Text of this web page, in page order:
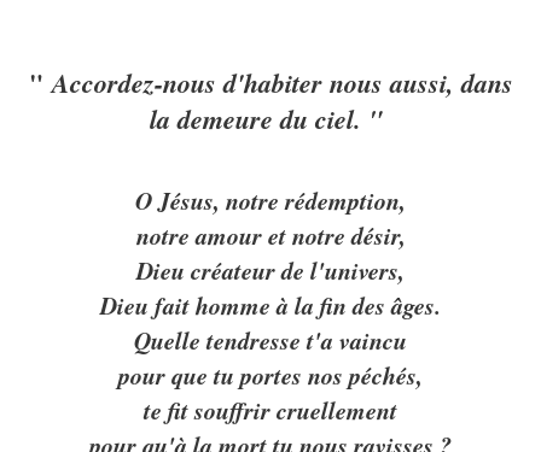
"Accordez-nous d'habiter nous aussi, dans
la demeure du ciel. "
O Jésus, notre rédemption,
notre amour et notre désir,
Dieu créateur de l'univers,
Dieu fait homme à la fin des âges.
Quelle tendresse t'a vaincu
pour que tu portes nos péchés,
te fit souffrir cruellement
pour qu'à la mort tu nous ravisses ?